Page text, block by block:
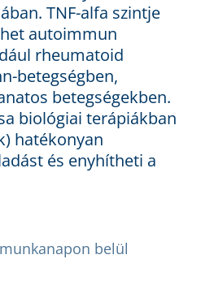
TNF-alfa szintje
autoimmun
rheumatoid
betegségben,
betegségekben.
biológiai terápiákban
hatékonyan
és enyhítheti a
belül